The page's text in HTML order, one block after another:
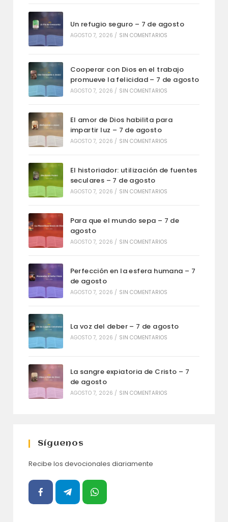
Un refugio seguro – 7 de agosto
AGOSTO 7, 2026 / SIN COMENTARIOS
Cooperar con Dios en el trabajo
promueve la felicidad – 7 de agosto
AGOSTO 7, 2026 / SIN COMENTARIOS
El amor de Dios habilita para
impartir luz – 7 de agosto
AGOSTO 7, 2026 / SIN COMENTARIOS
El historiador: utilización de fuentes
seculares – 7 de agosto
AGOSTO 7, 2026 / SIN COMENTARIOS
Para que el mundo sepa – 7 de
agosto
AGOSTO 7, 2026 / SIN COMENTARIOS
Perfección en la esfera humana – 7
de agosto
AGOSTO 7, 2026 / SIN COMENTARIOS
La voz del deber – 7 de agosto
AGOSTO 7, 2026 / SIN COMENTARIOS
La sangre expiatoria de Cristo – 7
de agosto
AGOSTO 7, 2026 / SIN COMENTARIOS
Síguenos
Recibe los devocionales diariamente